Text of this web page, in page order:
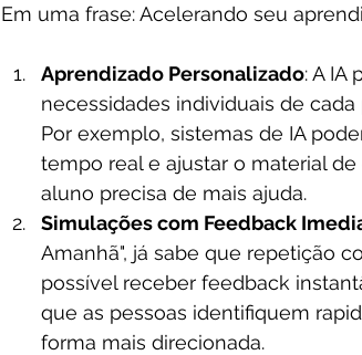
Em uma frase: Acelerando seu
Aprendizado Personalizado: A IA
necessidades individuais de
Por exemplo, sistemas de IA
tempo real e ajustar o material
aluno precisa de mais ajuda.
Simulações com Feedback
Amanhã", já sabe que repetição
possível receber feedback
que as pessoas identifiquem
forma mais direcionada.